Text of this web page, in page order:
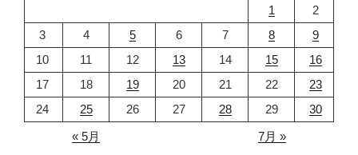
1
2
3
4 5 6 7 8
9
10
11 12 13 14 15
16
17
18 19 20 21 22
23
24
25 26 27 28 29
30
« 5月
7月 »